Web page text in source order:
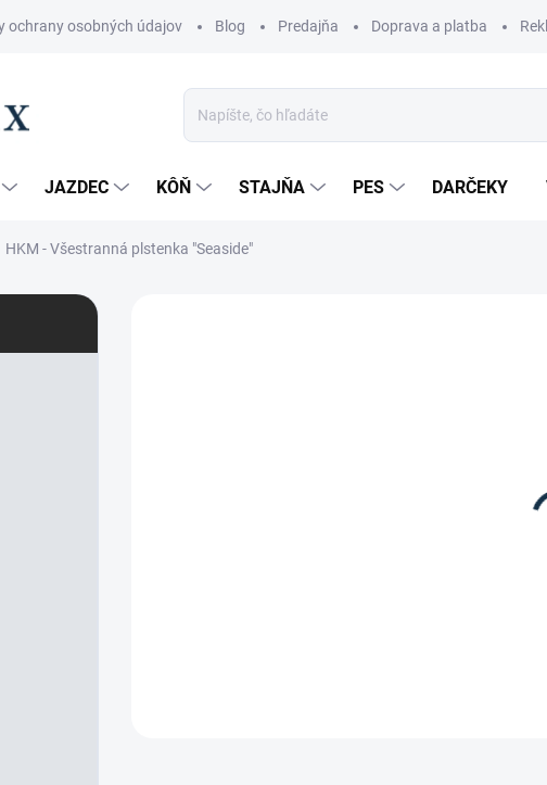
ochrany osobných údajov Blog Predajňa Doprava a platba
JAZDEC KÔŇ STAJŇA PES DARČEKY
HKM - Všestranná plstenka "Seaside"